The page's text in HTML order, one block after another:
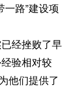
一路”建设项
经挫败了早
验相对较
他们提供了